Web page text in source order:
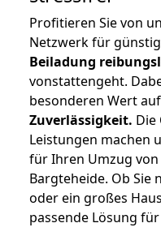
Profitieren Sie von
Netzwerk für
Beiladung
vonstattengeht.
besonderen Wert auf
Zuverlässigkeit. Die
Leistungen machen
für Ihren Umzug
Bargteheide. Ob Sie
oder ein großes
passende Lösung für